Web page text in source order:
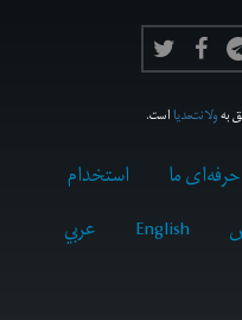
بهولانت‌مدیااست.
ما
استخدام
English
عربي